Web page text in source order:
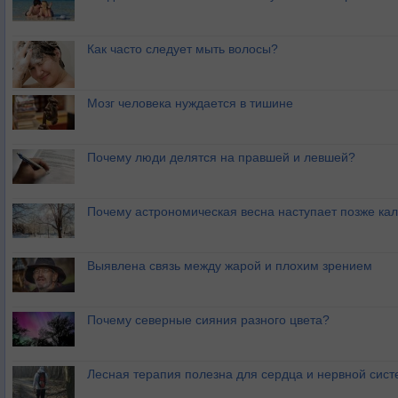
Как часто следует мыть волосы?
Мозг человека нуждается в тишине
Почему люди делятся на правшей и левшей?
Почему астрономическая весна наступает позже
Выявлена связь между жарой и плохим зрением
Почему северные сияния разного цвета?
Лесная терапия полезна для сердца и нервной